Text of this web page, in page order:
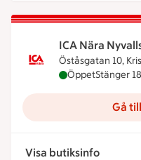
ICA Nära
Öståsgatan 10,
ICA Nära
ÖppetStänger 18
Gå
Visa butiksinfo